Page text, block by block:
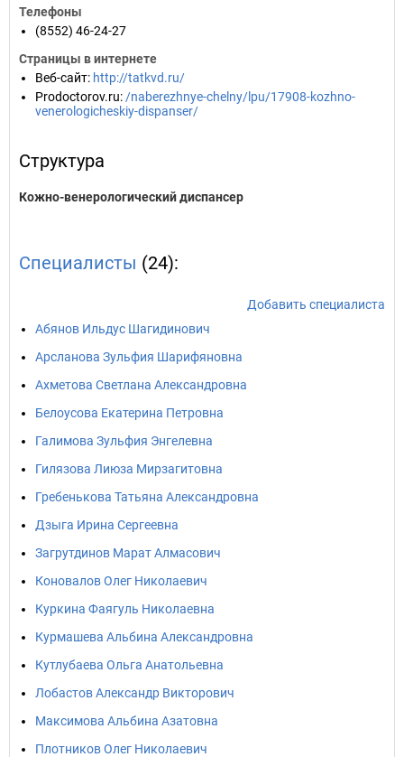
Телефоны
(8552) 46-24-27
Страницы в интернете
Веб-сайт: http://tatkvd.ru/
Prodoctorov.ru: /naberezhnye-chelny/lpu/17908-kozhno-
venerologicheskiy-dispanser/
Структура
Кожно-венерологический диспансер
Специалисты (24):
Добавить специалиста
Абянов Ильдус Шагидинович
Арсланова Зульфия Шарифяновна
Ахметова Светлана Александровна
Белоусова Екатерина Петровна
Галимова Зульфия Энгелевна
Гилязова Лиюза Мирзагитовна
Гребенькова Татьяна Александровна
Дзыга Ирина Сергеевна
Загрутдинов Марат Алмасович
Коновалов Олег Николаевич
Куркина Фаягуль Николаевна
Курмашева Альбина Александровна
Кутлубаева Ольга Анатольевна
Лобастов Александр Викторович
Максимова Альбина Азатовна
Плотников Олег Николаевич